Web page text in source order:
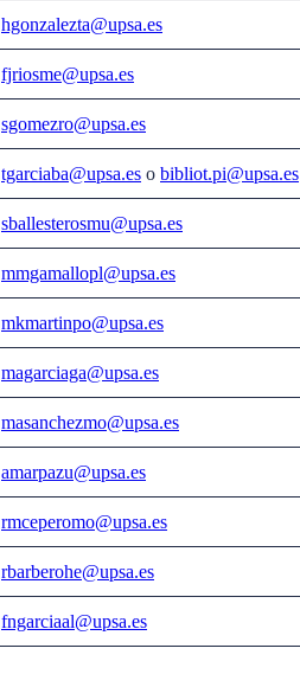
hgonzalezta@upsa.es
fjriosme@upsa.es
sgomezro@upsa.es
tgarciaba@upsa.es o bibliot.pi@upsa.es
sballesterosmu@upsa.es
mmgamallopl@upsa.es
mkmartinpo@upsa.es
magarciaga@upsa.es
masanchezmo@upsa.es
amarpazu@upsa.es
rmceperomo@upsa.es
rbarberohe@upsa.es
fngarciaal@upsa.es